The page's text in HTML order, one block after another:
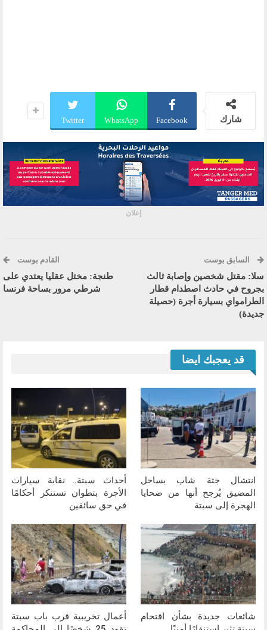
شارك Facebook
WhatsApp
Twitter
إعلان
السابق بوست
سلا: مقتل شخصين وإصابة ثالث
بجروح في حادث اصطدام قطار
الطرامواي بسيارة أجرة (حصيلة
جديدة)
القادم بوست
طنجة: مختل عقليا يعتدي على
شرطي مرور بساحة فرنسا
قد يعجبك ايضا
انتشال جثة شاب بساحل
المضيق يُرجح أنها من ضحايا
الهجرة إلى سبتة
أحداث سبتة.. نقابة سيارات
الأجرة بتطوان تستنكر أحكامًا
في حق سائقين
شائعات جديدة بشأن اقتحام
أعمال تخريبية قرب باب سبتة